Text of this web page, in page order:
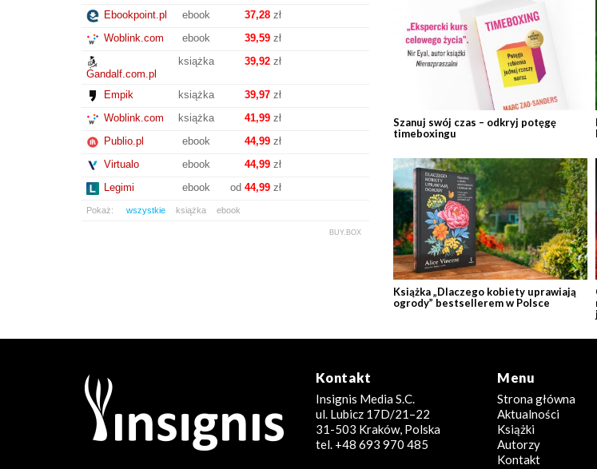
Ebookpoint.pl ebook 37,28zł
Woblink.com
ebook 39,59zł
Gandalf.com.pl
książka 39,92zł
Empik książka 39,97zł
Woblink.com
książka 41,99zł
Publio.pl
ebook 44,99zł
Virtualo
ebook 44,99zł
Legimi
ebook od 44,99zł
Pokaż: wszystkie książka ebook
BUY.BOX
Szanuj swój czas – odkryj potęgę
timeboxingu
Książka „Dlaczego kobiety uprawiają
ogrody” bestsellerem w Polsce
Kontakt
Insignis Media S.C.
ul. Lubicz 17D/21–22
31-503 Kraków, Polska
tel. +48 693 970 485
Menu
Strona główna
Aktualności
Książki
Autorzy
Kontakt